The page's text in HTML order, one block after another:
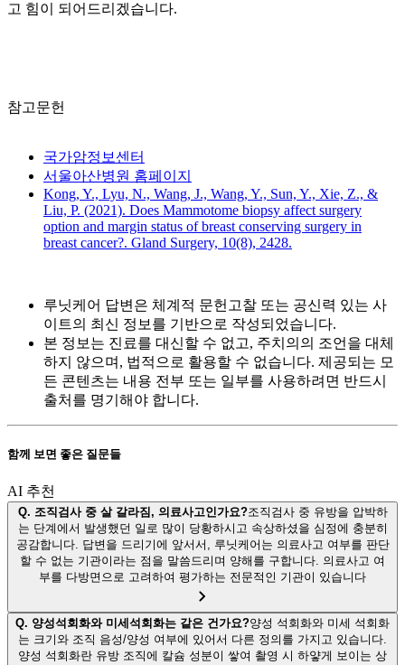
고 힘이 되어드리겠습니다.
참고문헌
국가암정보센터
서울아산병원 홈페이지
Kong, Y., Lyu, N., Wang, J., Wang, Y., Sun, Y., Xie, Z., &
Liu, P. (2021). Does Mammotome biopsy affect surgery
option and margin status of breast conserving surgery in
breast cancer?. Gland Surgery, 10(8), 2428.
루닛케어 답변은 체계적 문헌고찰 또는 공신력 있는 사
이트의 최신 정보를 기반으로 작성되었습니다.
본 정보는 진료를 대신할 수 없고, 주치의의 조언을 대체
하지 않으며, 법적으로 활용할 수 없습니다. 제공되는 모
든 콘텐츠는 내용 전부 또는 일부를 사용하려면 반드시
출처를 명기해야 합니다.
함께 보면 좋은 질문들
AI 추천
Q. 조직검사 중 살 갈라짐, 의료사고인가요?조직검사 중 유방을 압박하
는 단계에서 발생했던 일로 많이 당황하시고 속상하셨을 심정에 충분히
공감합니다. 답변을 드리기에 앞서서, 루닛케어는 의료사고 여부를 판단
할 수 없는 기관이라는 점을 말씀드리며 양해를 구합니다. 의료사고 여
부를 다방면으로 고려하여 평가하는 전문적인 기관이 있습니다
Q. 양성석회화와 미세석회화는 같은 건가요?양성 석회화와 미세 석회화
는 크기와 조직 음성/양성 여부에 있어서 다른 정의를 가지고 있습니다.
양성 석회화란 유방 조직에 칼슘 성분이 쌓여 촬영 시 하얗게 보이는 상